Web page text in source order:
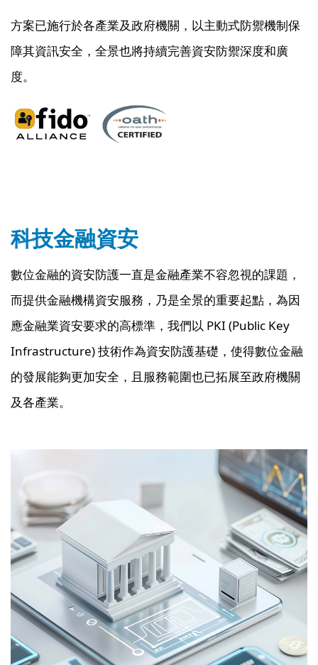
方案已施行於各產業及政府機關，以主動式防禦機制保
障其資訊安全，全景也將持續完善資安防禦深度和廣
度。
科技金融資安
數位金融的資安防護一直是金融產業不容忽視的課題，
而提供金融機構資安服務，乃是全景的重要起點，為因
應金融業資安要求的高標準，我們以 PKI (Public Key
Infrastructure) 技術作為資安防護基礎，使得數位金融
的發展能夠更加安全，且服務範圍也已拓展至政府機關
及各產業。